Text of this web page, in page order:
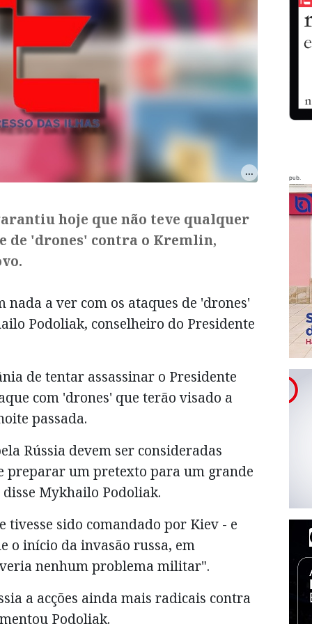
hoje que não teve qualquer
de 'drones' contra o Kremlin,
nada a ver com os ataques de 'drones'
Podoliak, conselheiro do Presidente
de tentar assassinar o Presidente
com 'drones' que terão visado a
passada.
Rússia devem ser consideradas
preparar um pretexto para um grande
Mykhailo Podoliak.
tivesse sido comandado por Kiev - e
o início da invasão russa, em
nenhum problema militar".
a acções ainda mais radicais contra
Podoliak.
pub.